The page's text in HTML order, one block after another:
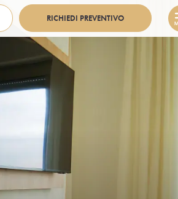
RICHIEDI PREVENTIVO